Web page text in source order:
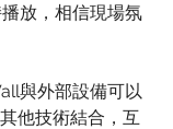
放，相信現場氛
與外部設備可以
他技術結合，互